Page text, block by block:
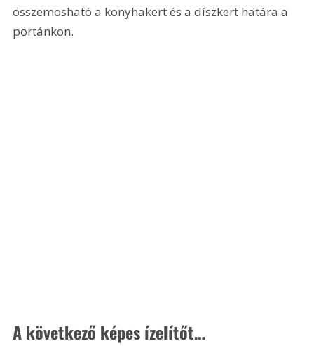
összemosható a konyhakert és a díszkert határa a
portánkon.
A következő képes ízelítőt…